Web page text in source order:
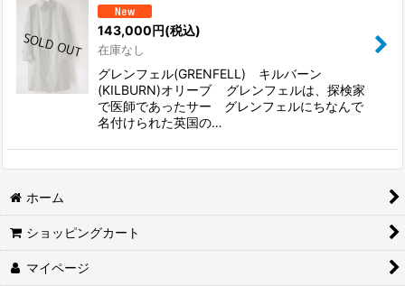
絞り込む
143,000円(税込)
在庫なし
グレンフェル(GRENFELL) キルバーン
(KILBURN)オリーブ グレンフェルは、探検家
で医師であったサー グレンフェルにちなんで
名付けられた英国の…
ホーム
ショッピングカート
マイページ